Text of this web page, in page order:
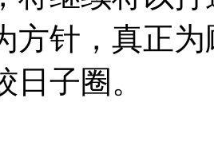
方针，真正
子圈。